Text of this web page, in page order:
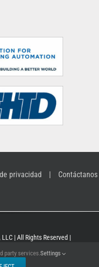
privacidad Contáctanos
| All Rights Reserved |
party services.Settings